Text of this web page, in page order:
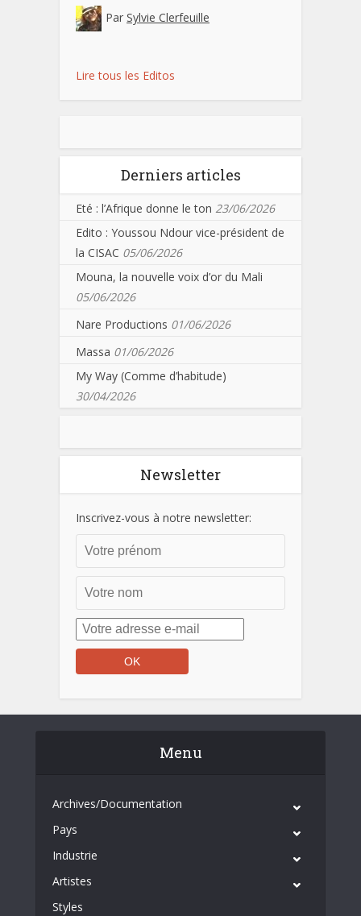
Par Sylvie Clerfeuille
Lire tous les Editos
Derniers articles
Eté : l’Afrique donne le ton 23/06/2026
Edito : Youssou Ndour vice-président de
la CISAC 05/06/2026
Mouna, la nouvelle voix d’or du Mali
05/06/2026
Nare Productions 01/06/2026
Massa 01/06/2026
My Way (Comme d’habitude)
30/04/2026
Newsletter
Inscrivez-vous à notre newsletter:
Menu
Archives/Documentation
Pays
Industrie
Artistes
Styles